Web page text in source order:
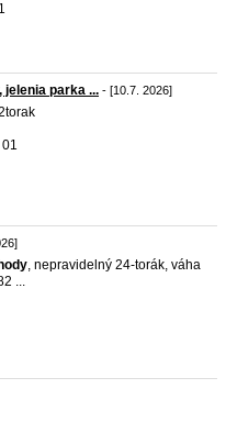
jelenia parka ... - [10.7. 2026]
, nepravidelný 24-torák, váha
...